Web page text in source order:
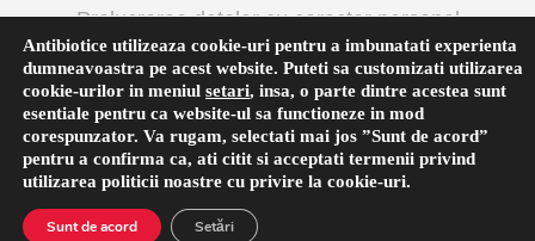
Prelucrarea datelor cu caracter personal
Antibiotice utilizeaza cookie-uri pentru a imbunatati experienta
dumneavoastra pe acest website. Puteti sa customizati utilizarea
cookie-urilor in meniul setari, insa, o parte dintre acestea sunt
esentiale pentru ca website-ul sa functioneze in mod
corespunzator. Va rugam, selectati mai jos ”Sunt de acord”
pentru a confirma ca, ati citit si acceptati termenii privind
utilizarea politicii noastre cu privire la cookie-uri.
Sunt de acord Setări
Română